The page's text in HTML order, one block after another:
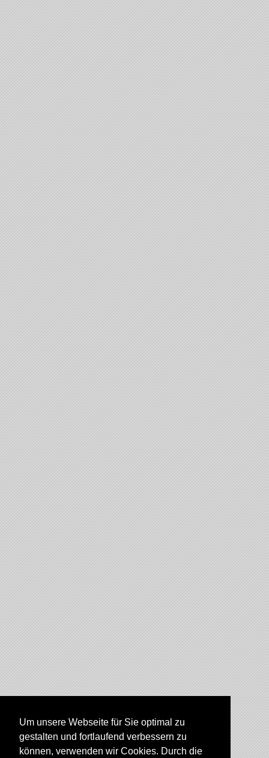
Um unsere Webseite für Sie optimal zu
gestalten und fortlaufend verbessern zu
können, verwenden wir Cookies. Durch die